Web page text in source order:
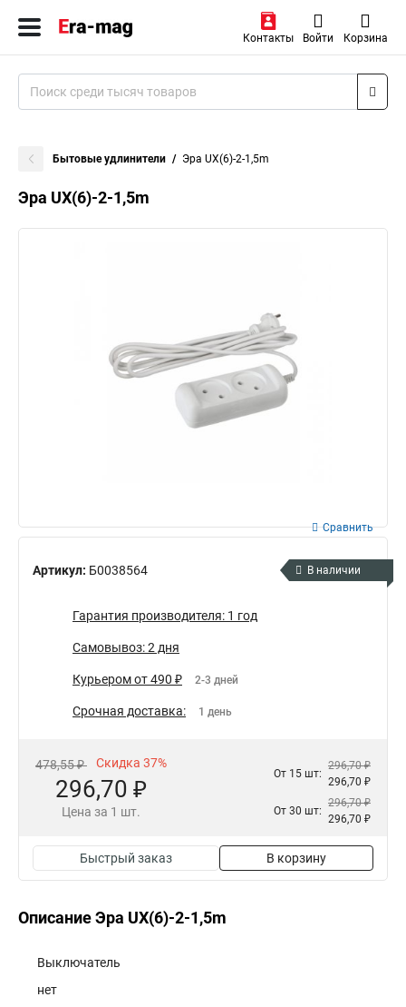
Контакты Войти Корзина
Бытовые удлинители Эра UX(6)-2-1,5m
Эра UX(6)-2-1,5m
Артикул: Б0038564
Сравнить
В наличии
Гарантия производителя: 1 год
Самовывоз: 2 дня
Курьером от 490 ₽ 2-3 дней
Срочная доставка: 1 день
478,55 ₽ Скидка 37%
296,70 ₽
Цена за 1 шт.
От 15 шт:
296,70 ₽
296,70 ₽
От 30 шт:
296,70 ₽
296,70 ₽
Быстрый заказ В корзину
Описание Эра UX(6)-2-1,5m
Выключатель
нет